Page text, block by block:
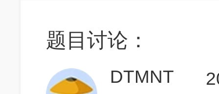
题目讨论：
DTMNT